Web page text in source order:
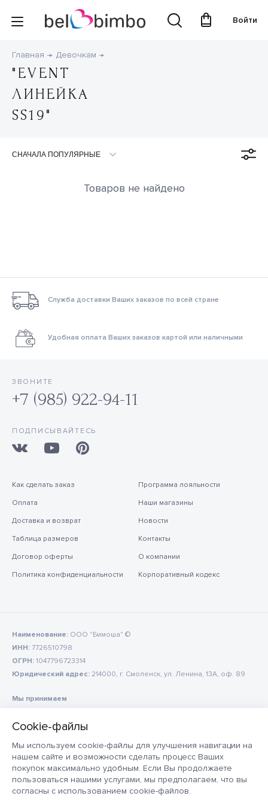
Мы используем cookie-файлы для улучшения навигации на
нашем сайте и возможности сделать процесс Ваших
покупок максимально удобным. Если Вы продолжаете
пользоваться нашими услугами, мы предполагаем, что вы
согласны с использованием cookie-файлов.
Войти
Главная Девочкам
"EVENT
ЛИНЕЙКА
SS19"
Товаров не найдено
Служба доставки Ваших заказов по всей стране
Удобная оплата Ваших заказов картой или наличными
ЗВОНИТЕ
+7 (985) 922-94-11
ПОДПИСЫВАЙТЕСЬ
Как сделать заказ
Оплата
Доставка и возврат
Таблица размеров
Договор оферты
Политика конфиденциальности
Программа лояльности
Наши магазины
Новости
Контакты
О компании
Корпоративный кодекс
Наименование: ООО "Бимоша" ©
ИНН: 7726510798
ОГРН: 1047796723314
Юридический адрес: 214000, г. Смоленск, ул. Ленина, 13А, оф. 89
Мы принимаем